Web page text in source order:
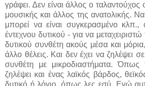
γράφει. Δεν είναι άλλος ο ταλαντούχος
μουσικής και άλλος της ανατολικής.
μπορεί να είναι συγκερασμένο
έντεχνου δυτικού - για να μεταχειριστώ
δυτικού συνθέτη ακούς μέσα και
άλλο θέλεις. Kαι δεν έχει να ζηλέψει
συνθέτη με μικροδιαστήματα. Όπως
ζηλέψει και ένας λαϊκός βάρδος,